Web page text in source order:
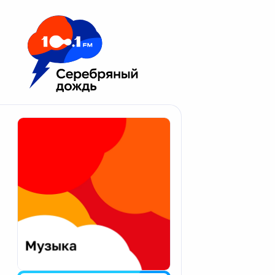
Москва 100.1 FM
Апатиты
Екатеринбург
Калининград
Калуга